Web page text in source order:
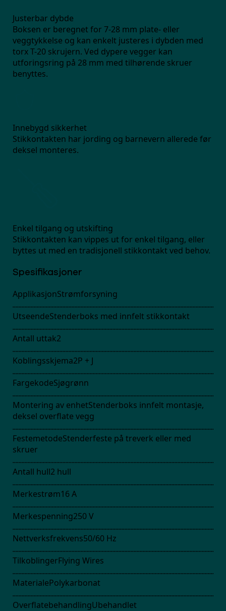
Justerbar dybde
Boksen er beregnet for 7-28 mm plate- eller
veggtykkelse og kan enkelt justeres i dybden med
torx T-20 skrujern. Ved dypere vegger kan
utforingsring på 28 mm med tilhørende skruer
benyttes.
Innebygd sikkerhet
Stikkontakten har jording og barnevern allerede før
deksel monteres.
Enkel tilgang og utskifting
Stikkontakten kan vippes ut for enkel tilgang, eller
byttes ut med en tradisjonell stikkontakt ved behov.
Spesifikasjoner
ApplikasjonStrømforsyning
UtseendeStenderboks med innfelt stikkontakt
Antall uttak2
Koblingsskjema2P + J
FargekodeSjøgrønn
Montering av enhetStenderboks innfelt montasje,
deksel overflate vegg
FestemetodeStenderfeste på treverk eller med
skruer
Antall hull2 hull
Merkestrøm16 A
Merkespenning250 V
Nettverksfrekvens50/60 Hz
TilkoblingerFlying Wires
MaterialePolykarbonat
OverflatebehandlingUbehandlet